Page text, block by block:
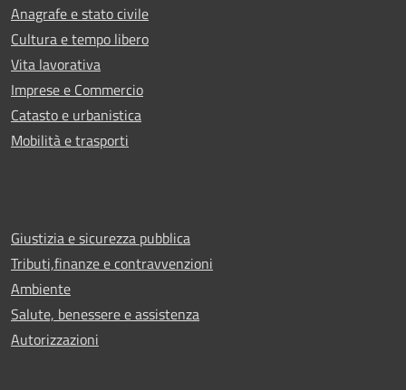
Anagrafe e stato civile
Cultura e tempo libero
Vita lavorativa
Imprese e Commercio
Catasto e urbanistica
Mobilità e trasporti
Giustizia e sicurezza pubblica
Tributi,finanze e contravvenzioni
Ambiente
Salute, benessere e assistenza
Autorizzazioni